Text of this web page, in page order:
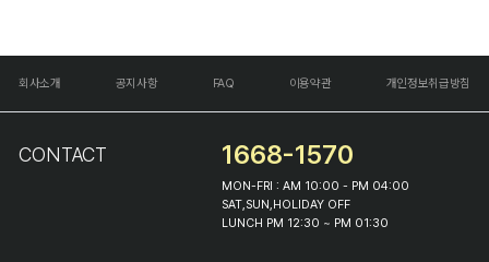
회사소개 공지사항 FAQ 이용약관 개인정보취급방침
CONTACT 1668-1570
MON-FRI : AM 10:00 - PM 04:00
SAT,SUN,HOLIDAY OFF
LUNCH PM 12:30 ~ PM 01:30